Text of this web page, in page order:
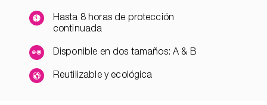
Hasta 8 horas de protección
continuada
Disponible en dos tamaños: A & B
Reutilizable y ecológica